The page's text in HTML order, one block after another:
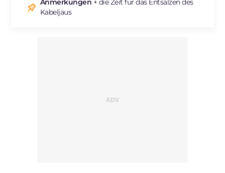
Anmerkungen + die Zeit für das Entsalzen des
Kabeljaus